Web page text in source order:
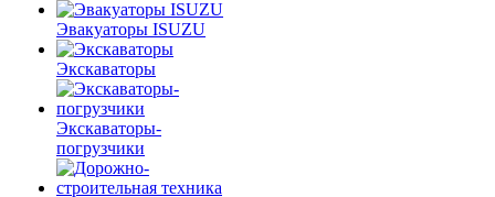
Эвакуаторы ISUZU
Экскаваторы
Экскаваторы-
погрузчики